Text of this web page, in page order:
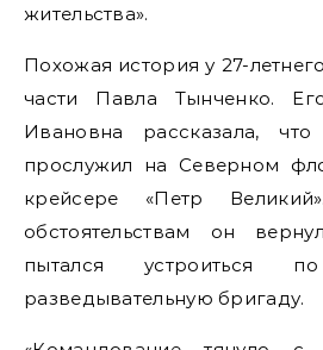
жительства».
Похожая история у 27-
части Павла Тынченко.
Ивановна рассказала,
прослужил на Северном
крейсере «Петр
обстоятельствам он
пытался устроиться
разведывательную бригаду.